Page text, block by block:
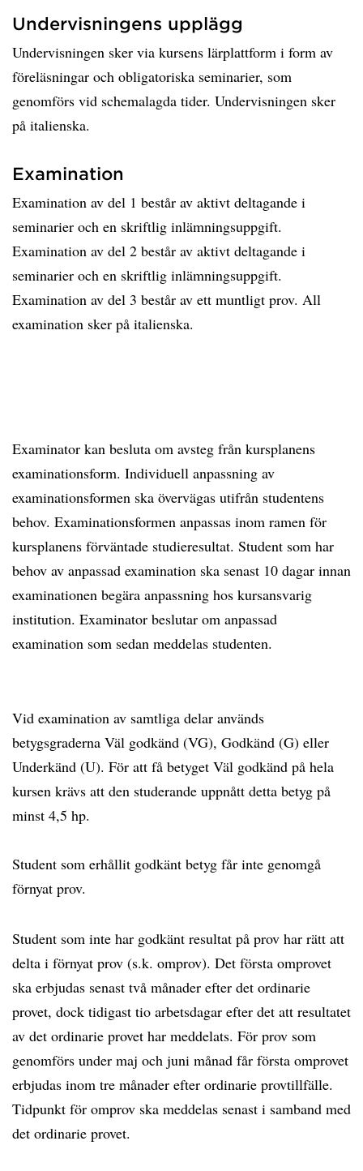
Undervisningens upplägg
Undervisningen sker via kursens lärplattform i form av
föreläsningar och obligatoriska seminarier, som
genomförs vid schemalagda tider. Undervisningen sker
på italienska.
Examination
Examination av del 1 består av aktivt deltagande i
seminarier och en skriftlig inlämningsuppgift.
Examination av del 2 består av aktivt deltagande i
seminarier och en skriftlig inlämningsuppgift.
Examination av del 3 består av ett muntligt prov. All
examination sker på italienska.
Examinator kan besluta om avsteg från kursplanens
examinationsform. Individuell anpassning av
examinationsformen ska övervägas utifrån studentens
behov. Examinationsformen anpassas inom ramen för
kursplanens förväntade studieresultat. Student som har
behov av anpassad examination ska senast 10 dagar innan
examinationen begära anpassning hos kursansvarig
institution. Examinator beslutar om anpassad
examination som sedan meddelas studenten.
Vid examination av samtliga delar används
betygsgraderna Väl godkänd (VG), Godkänd (G) eller
Underkänd (U). För att få betyget Väl godkänd på hela
kursen krävs att den studerande uppnått detta betyg på
minst 4,5 hp.
Student som erhållit godkänt betyg får inte genomgå
förnyat prov.
Student som inte har godkänt resultat på prov har rätt att
delta i förnyat prov (s.k. omprov). Det första omprovet
ska erbjudas senast två månader efter det ordinarie
provet, dock tidigast tio arbetsdagar efter det att resultatet
av det ordinarie provet har meddelats. För prov som
genomförs under maj och juni månad får första omprovet
erbjudas inom tre månader efter ordinarie provtillfälle.
Tidpunkt för omprov ska meddelas senast i samband med
det ordinarie provet.